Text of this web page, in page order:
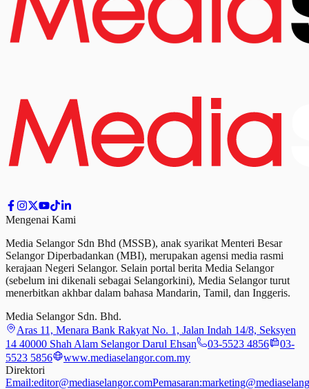
Mengenai Kami
Media Selangor Sdn Bhd (MSSB), anak syarikat Menteri Besar
Selangor Diperbadankan (MBI), merupakan agensi media rasmi
kerajaan Negeri Selangor. Selain portal berita Media Selangor
(sebelum ini dikenali sebagai Selangorkini), Media Selangor turut
menerbitkan akhbar dalam bahasa Mandarin, Tamil, dan Inggeris.
Media Selangor Sdn. Bhd.
Aras 11, Menara Bank Rakyat No. 1, Jalan Indah 14/8, Seksyen
14 40000 Shah Alam Selangor Darul Ehsan
03-5523 4856
03-
5523 5856
www.mediaselangor.com.my
Direktori
Email:editor@mediaselangor.comPemasaran: